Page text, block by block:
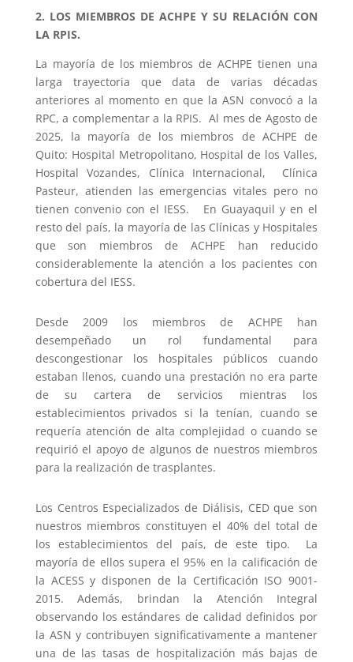
2. LOS MIEMBROS DE ACHPE Y SU RELACIÓN CON
LA RPIS.
La mayoría de los miembros de ACHPE tienen una
larga trayectoria que data de varias décadas
anteriores al momento en que la ASN convocó a la
RPC, a complementar a la RPIS. Al mes de Agosto de
2025, la mayoría de los miembros de ACHPE de
Quito: Hospital Metropolitano, Hospital de los Valles,
Hospital Vozandes, Clínica Internacional, Clínica
Pasteur, atienden las emergencias vitales pero no
tienen convenio con el IESS. En Guayaquil y en el
resto del país, la mayoría de las Clínicas y Hospitales
que son miembros de ACHPE han reducido
considerablemente la atención a los pacientes con
cobertura del IESS.
Desde 2009 los miembros de ACHPE han
desempeñado un rol fundamental para
descongestionar los hospitales públicos cuando
estaban llenos, cuando una prestación no era parte
de su cartera de servicios mientras los
establecimientos privados si la tenían, cuando se
requería atención de alta complejidad o cuando se
requirió el apoyo de algunos de nuestros miembros
para la realización de trasplantes.
Los Centros Especializados de Diálisis, CED que son
nuestros miembros constituyen el 40% del total de
los establecimientos del país, de este tipo. La
mayoría de ellos supera el 95% en la calificación de
la ACESS y disponen de la Certificación ISO 9001-
2015. Además, brindan la Atención Integral
observando los estándares de calidad definidos por
la ASN y contribuyen significativamente a mantener
una de las tasas de hospitalización más bajas de